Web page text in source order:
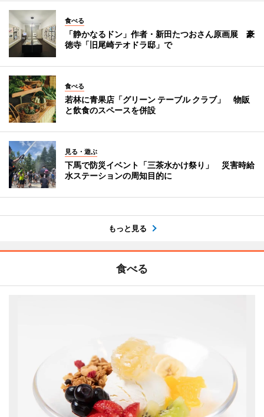
食べる
「静かなるドン」作者・新田たつおさん原画展 豪
徳寺「旧尾崎テオドラ邸」で
食べる
若林に青果店「グリーン テーブル クラブ」 物販
と飲食のスペースを併設
見る・遊ぶ
下馬で防災イベント「三茶水かけ祭り」 災害時給
水ステーションの周知目的に
もっと見る
食べる